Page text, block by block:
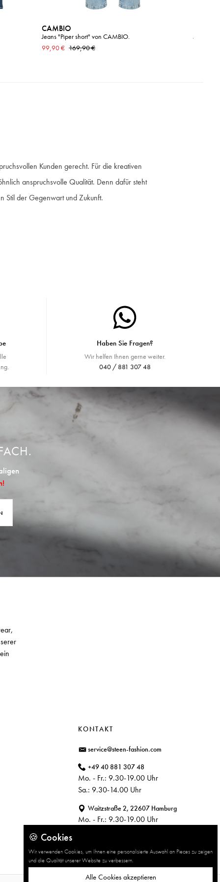
CAMBIO
Jeans "Piper short" von CAMBIO.
99,90 € 169,90 €
Kunden gerecht. Für die kreativen
anspruchsvolle Qualität. Denn dafür steht
Stil der Gegenwart und Zukunft.
Haben Sie Fragen?
Wir helfen Ihnen gerne weiter.
040 / 881 307 48
KONTAKT
service@steen-fashion.com
+49 40 881 307 48
Mo. - Fr.: 9.30-19.00 Uhr
Sa.: 9.30-14.00 Uhr
Waitzstraße 2, 22607 Hamburg
Mo. - Fr.: 9.30-19.00 Uhr
🍪 Cookies
Wir verwenden Cookies, um Ihnen eine personalisierte Auswahl an Pieces zu zeigen
und die Qualität unserer Website zu verbessern.
Alle Cookies akzeptieren